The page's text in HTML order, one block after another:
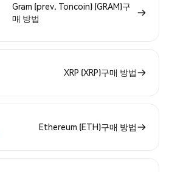
Gram (prev. Toncoin) (GRAM)구
매 방법
XRP (XRP)구매 방법
Ethereum (ETH)구매 방법